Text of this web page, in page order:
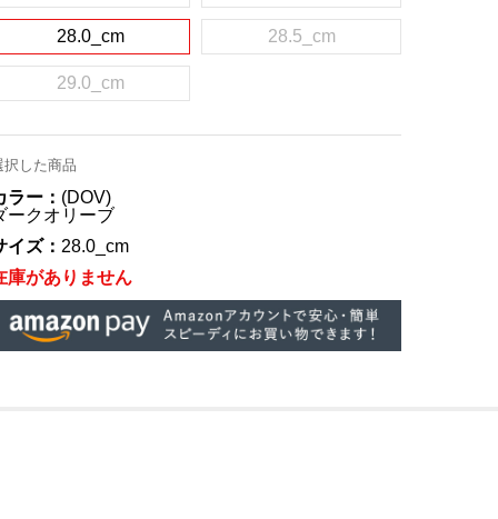
28.0_cm 28.5_cm
29.0_cm
択した商品
ラー： (DOV)
ークオリーブ
イズ： 28.0_cm
庫がありません